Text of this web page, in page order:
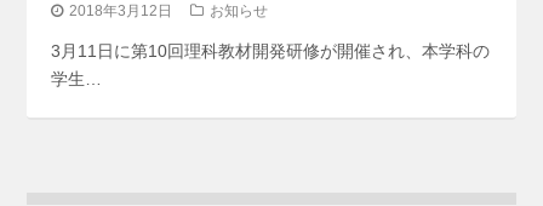
2018年3月12日 お知らせ
3月11日に第10回理科教材開発研修が開催され、本学科の
学生…